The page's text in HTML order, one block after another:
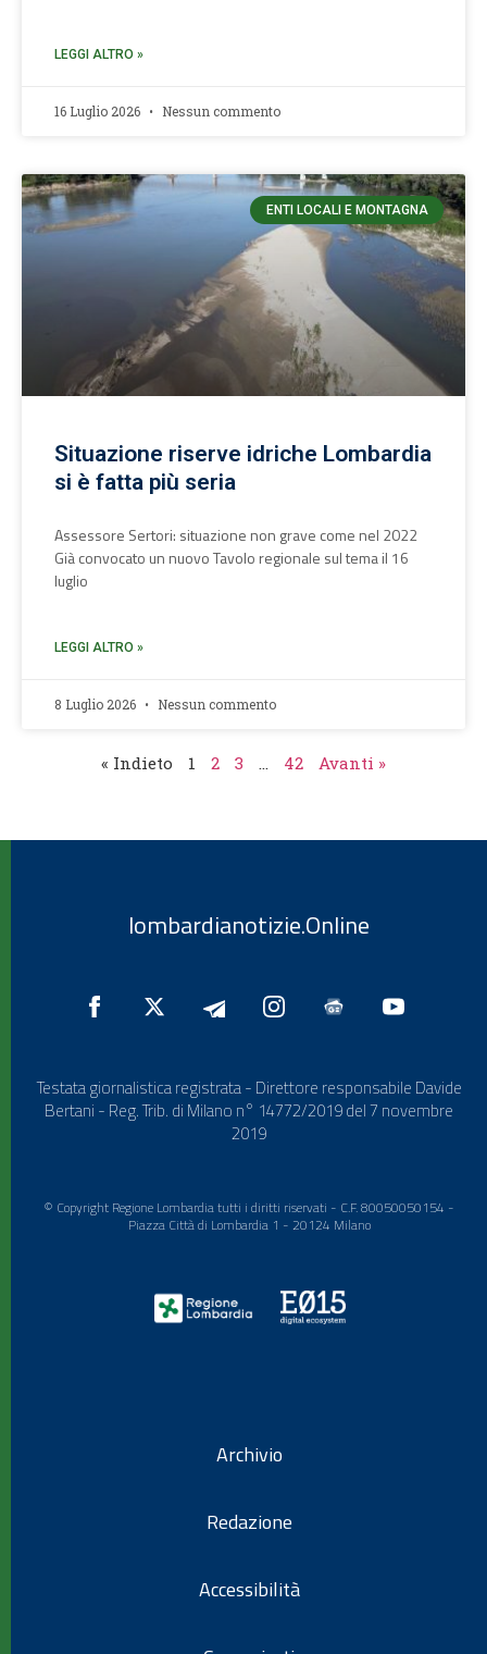
LEGGI ALTRO »
16 Luglio 2026 Nessun commento
ENTI LOCALI E MONTAGNA
Situazione riserve idriche Lombardia
si è fatta più seria
Assessore Sertori: situazione non grave come nel 2022
Già convocato un nuovo Tavolo regionale sul tema il 16
luglio
LEGGI ALTRO »
8 Luglio 2026 Nessun commento
« Indieto 1 2 3 … 42 Avanti »
lombardianotizie.Online
Testata giornalistica registrata - Direttore responsabile Davide
Bertani - Reg. Trib. di Milano n° 14772/2019 del 7 novembre
2019
© Copyright Regione Lombardia tutti i diritti riservati - C.F. 80050050154 -
Piazza Città di Lombardia 1 - 20124 Milano
Archivio
Redazione
Accessibilità